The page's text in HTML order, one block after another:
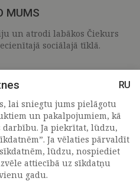
MUMS
un atrodi labākos Čiekurs
sociālajā tīklā.
RU
lai sniegtu jums pielāgotu
un pakalpojumiem, kā
Ja piekrītat, lūdzu,
Ja vēlaties pārvaldīt
lūdzu, nospiediet
attiecībā uz sīkdatņu
gadu.